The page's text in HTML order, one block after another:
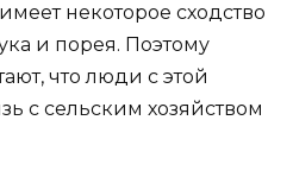
некоторое сходство
и порея. Поэтому
что люди с этой
с сельским хозяйством